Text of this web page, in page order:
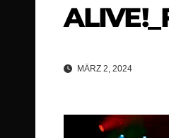
MÄRZ 2, 2024